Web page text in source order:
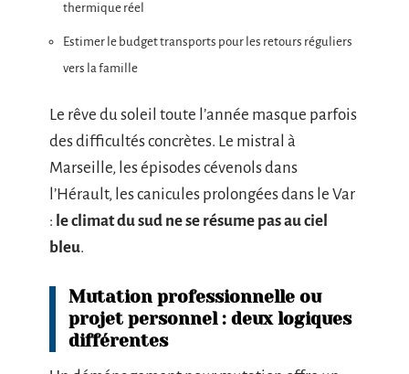
thermique réel
Estimer le budget transports pour les retours réguliers
vers la famille
Le rêve du soleil toute l’année masque parfois
des difficultés concrètes. Le mistral à
Marseille, les épisodes cévenols dans
l’Hérault, les canicules prolongées dans le Var
: le climat du sud ne se résume pas au ciel
bleu.
Mutation professionnelle ou
projet personnel : deux logiques
différentes